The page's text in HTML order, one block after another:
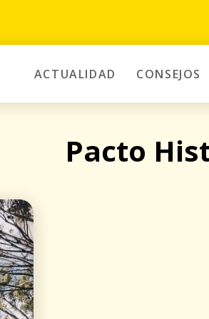
ACTUALIDAD CONSEJOS
Pacto